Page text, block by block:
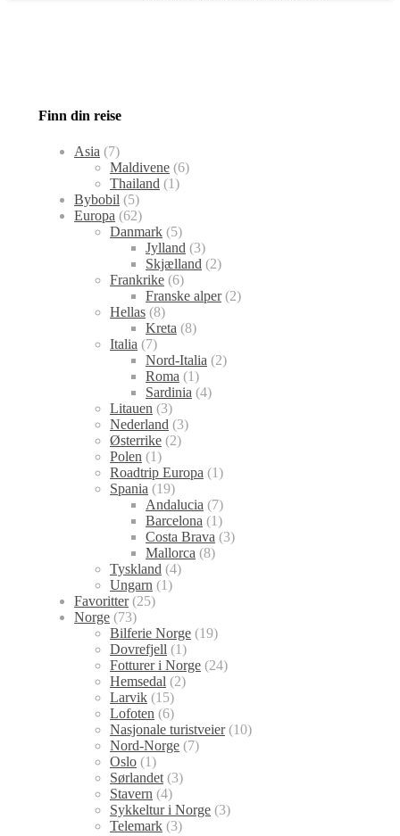
Finn din reise
Asia (7)
Maldivene (6)
Thailand (1)
Bybobil (5)
Europa (62)
Danmark (5)
Jylland (3)
Skjælland (2)
Frankrike (6)
Franske alper(2)
Hellas (8)
Kreta (8)
Italia (7)
Nord-Italia (2)
Roma (1)
Sardinia (4)
Litauen (3)
Nederland (3)
Østerrike (2)
Polen (1)
Roadtrip Europa (1)
Spania (19)
Andalucia (7)
Barcelona (1)
Costa Brava (3)
Mallorca (8)
Tyskland (4)
Ungarn (1)
Favoritter(25)
Norge (73)
Bilferie Norge (19)
Dovrefjell (1)
Fotturer i Norge (24)
Hemsedal (2)
Larvik (15)
Lofoten (6)
Nasjonale turistveier(10)
Nord-Norge (7)
Oslo (1)
Sørlandet (3)
Stavern (4)
Sykkeltur i Norge (3)
Telemark (3)